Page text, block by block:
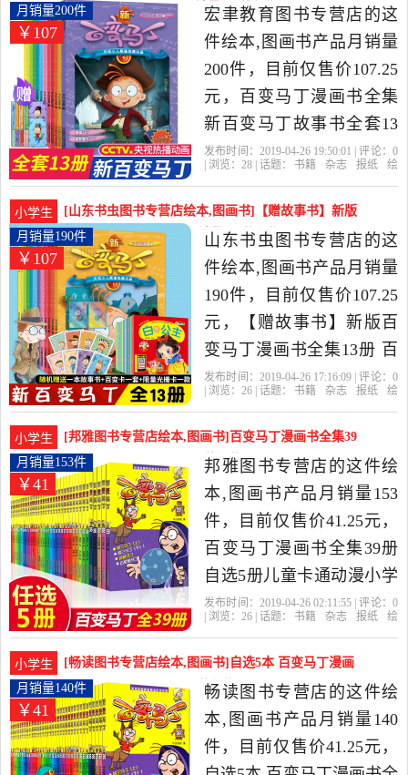
畅销全套是2019年东润图
书专营店精选书籍,杂志,报
纸当中性价比很高的绘本,
图画书，由上海发货。
集 新百变马丁故事书月销量200件仅售107.25元
￥107
月销量200件
宏聿教育图书专营店的这
件绘本,图画书产品月销量
200件，目前仅售价107.25
元，百变马丁漫画书全集
新百变马丁故事书全套13
册 动画卡通动漫连环画的
12岁 小学生一二三年级图
书卡片是2019年宏聿教育
图书专营店精选书籍,杂志,
报纸当中性价比很高的绘
本,图画书，由广东 广州发
货。
发布时间：2019-04-26 19:50:01 | 评论： 0
| 浏览： 28 | 话题： 书籍 杂志 报纸
绘
小学生
[山东书虫图书专营店绘本,图画书]【赠故事书】新版
百变马丁漫画书全集1月销量190件仅售107.25元
￥107
月销量190件
山东书虫图书专营店的这
件绘本,图画书产品月销量
190件，目前仅售价107.25
元，【赠故事书】新版百
变马丁漫画书全集13册 百
变马丁故事书 儿童卡通动
生一二年级课外书阅读儿
童课外读物是2019年山东
书虫图书专营店精选书籍,
杂志,报纸当中性价比很高
的绘本,图画书，由山东 济
南发货。
发布时间：2019-04-26 17:16:09 | 评论： 0
| 浏览： 26 | 话题： 书籍 杂志 报纸
绘
小学生
[邦雅图书专营店绘本,图画书]百变马丁漫画书全集39
册自选5册儿童月销量153件仅售41.25元
￥41
月销量153件
邦雅图书专营店的这件绘
本,图画书产品月销量153
件，目前仅售价41.25元，
百变马丁漫画书全集39册
自选5册儿童卡通动漫小学
生三年级故事书马丁的早
30-50元1非注音版含34册13
册是2019年邦雅图书专营
店精选书籍,杂志,报纸当中
性价比很高的绘本,图画
书，由北京发货。
发布时间：2019-04-26 02:11:55 | 评论： 0
| 浏览： 26 | 话题： 书籍 杂志 报纸
绘
小学生
[畅读图书专营店绘本,图画书]自选5本 百变马丁漫画
书全集套39册月销量140件仅售41.25元
￥41
月销量140件
畅读图书专营店的这件绘
本,图画书产品月销量140
件，目前仅售价41.25元，